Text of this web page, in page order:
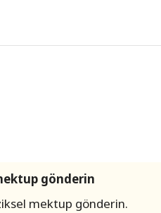
gönderin
mektup gönderin.